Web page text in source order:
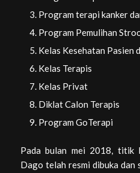
Program terapi kanker
Program Pemulihan
Kelas Kesehatan Pasien
Kelas Terapis
Kelas Privat
Diklat Calon Terapis
Program GoTerapi
Pada bulan mei 2018, titik
Dago telah resmi dibuka dan